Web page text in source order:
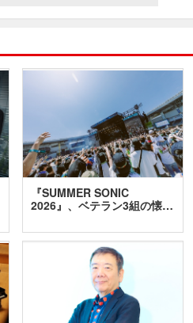
『SUMMER SONIC
2026』、ベテラン3組の懐…